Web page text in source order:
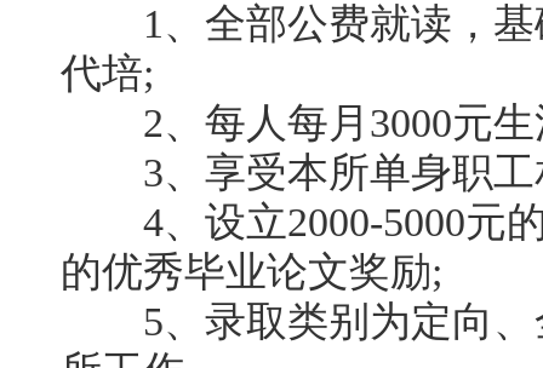
1、全部公费就读，基
代培;
2、每人每月3000元生
3、享受本所单身职工
4、设立2000-5000元的
的优秀毕业论文奖励;
5、录取类别为定向、